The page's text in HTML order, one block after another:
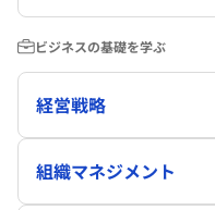
ビジネスの基礎を学ぶ
経営戦略
組織マネジメント